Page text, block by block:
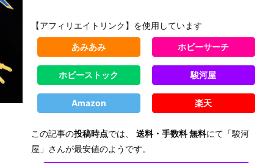
【アフィリエイトリンク】を使用しています
あみあみ ホビーサーチ
ホビーストック 駿河屋
Amazon 楽天
この記事の投稿時点では、送料・手数料 無料にて「駿河
屋」さんが最安値のようです。
【メガニケ】
【ヱヴァンゲ
リヲン新劇場